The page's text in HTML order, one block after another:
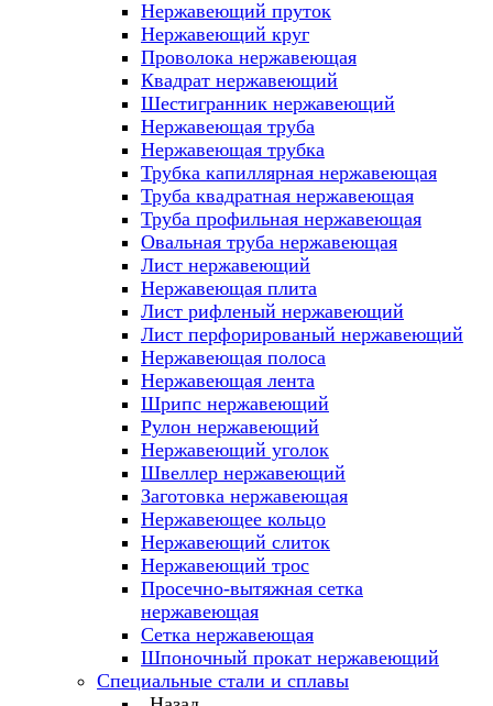
Нержавеющий пруток
Нержавеющий круг
Проволока нержавеющая
Квадрат нержавеющий
Шестигранник нержавеющий
Нержавеющая труба
Нержавеющая трубка
Трубка капиллярная нержавеющая
Труба квадратная нержавеющая
Труба профильная нержавеющая
Овальная труба нержавеющая
Лист нержавеющий
Нержавеющая плита
Лист рифленый нержавеющий
Лист перфорированый нержавеющий
Нержавеющая полоса
Нержавеющая лента
Шрипс нержавеющий
Рулон нержавеющий
Нержавеющий уголок
Швеллер нержавеющий
Заготовка нержавеющая
Нержавеющее кольцо
Нержавеющий слиток
Нержавеющий трос
Просечно-вытяжная сетка
нержавеющая
Сетка нержавеющая
Шпоночный прокат нержавеющий
Специальные стали и сплавы